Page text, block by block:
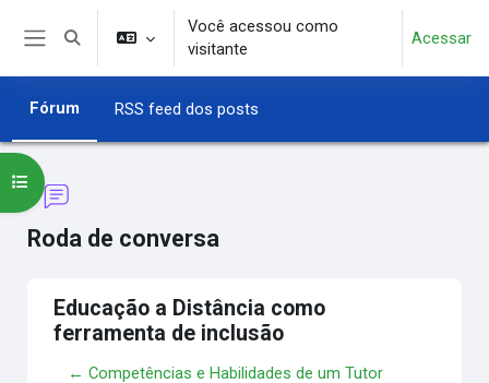
Ir para o conteúdo principal
Alternar entrada de pesquisa
Você acessou como
visitante
Acessar
Fórum RSS feed dos posts
Roda de conversa
Abrir índice do curso
Educação a Distância como
ferramenta de inclusão
← Competências e Habilidades de um Tutor